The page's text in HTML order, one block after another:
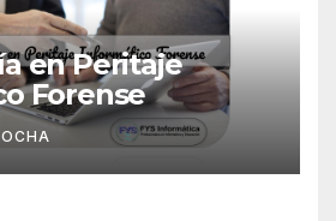
en Peritaje
Forense